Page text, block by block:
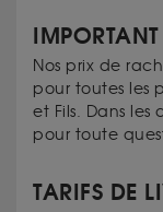
IMPORTANT
Nos prix de
pour toutes les
et Fils. Dans
pour toute
TARIFS DE